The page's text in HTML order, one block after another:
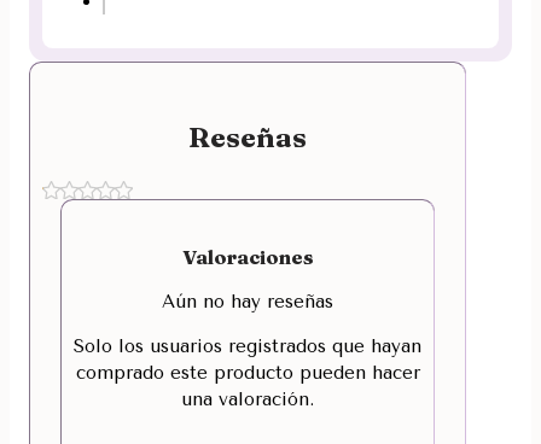
Reseñas
Valoraciones
Aún no hay reseñas
Solo los usuarios registrados que hayan
comprado este producto pueden hacer
una valoración.